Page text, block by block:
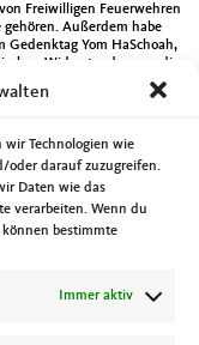
wir Technologien wie
oder darauf zuzugreifen.
Daten wie das
verarbeiten. Wenn du
bestimmte
Immer aktiv
Freiwilligen Feuerwehren
Außerdem habe
Gedenktag Yom HaSchoah,
Widerstand gegen die
mit der Magdeburger
Abends fand dann noch
Sachsen-Anhalt.
Gewinner des
Dieser soll auf
Abends ging es nach
ich die Ehrenveranstaltung